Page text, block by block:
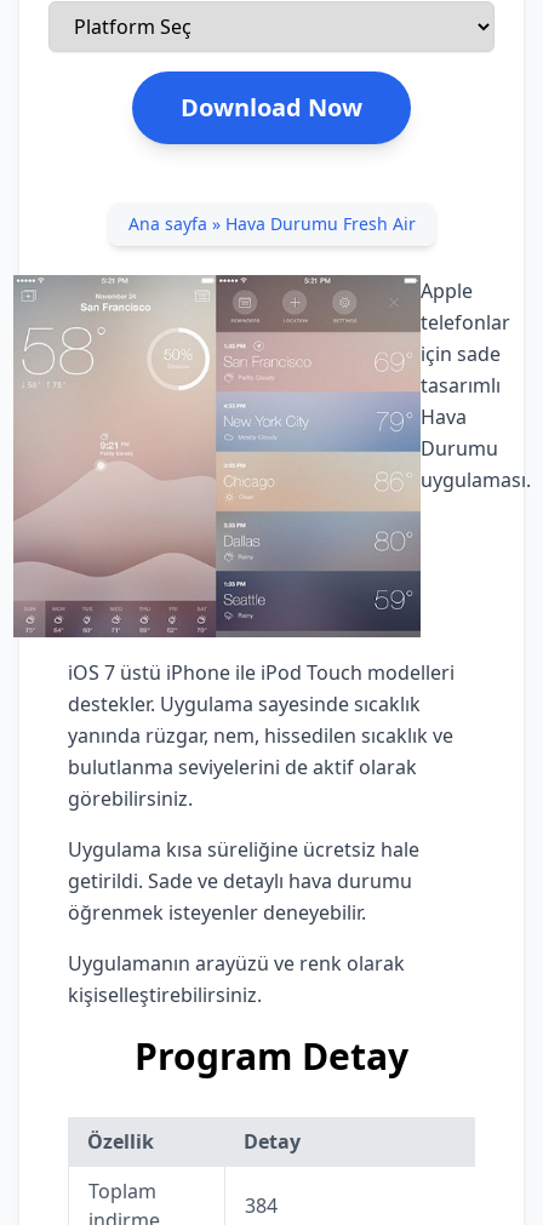
Download Now
Ana sayfa » Hava Durumu Fresh Air
Apple
telefonlar
için sade
tasarımlı
Hava
Durumu
uygulaması.
iOS 7 üstü iPhone ile iPod Touch modelleri
destekler. Uygulama sayesinde sıcaklık
yanında rüzgar, nem, hissedilen sıcaklık ve
bulutlanma seviyelerini de aktif olarak
görebilirsiniz.
Uygulama kısa süreliğine ücretsiz hale
getirildi. Sade ve detaylı hava durumu
öğrenmek isteyenler deneyebilir.
Uygulamanın arayüzü ve renk olarak
kişiselleştirebilirsiniz.
Program Detay
Özellik
Detay
Toplam
384